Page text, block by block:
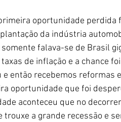
oportunidade perdida
da indústria
falava-se de Brasil
de inflação e a chance
então recebemos reformas
oportunidade que foi
aconteceu que no
trouxe a grande recessão e